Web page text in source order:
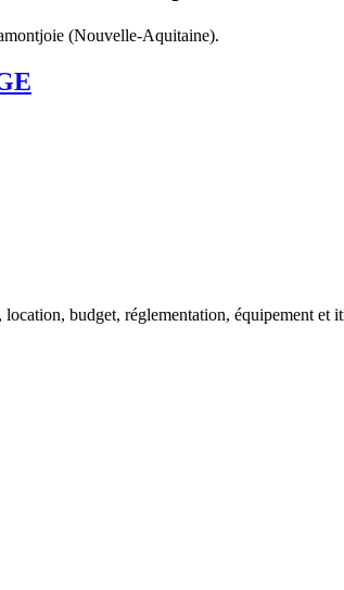
(Nouvelle-Aquitaine).
budget, réglementation, équipement et